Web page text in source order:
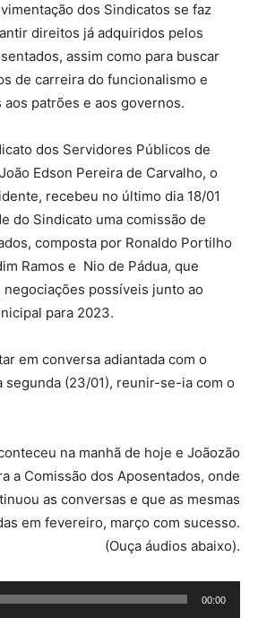
dos Sindicatos se faz
direitos já adquiridos pelos
assim como para buscar
de carreira do funcionalismo e
patrões e aos governos.
dos Servidores Públicos de
Edson Pereira de Carvalho, o
recebeu no último dia 18/01
do Sindicato uma comissão de
composta por Ronaldo Portilho
Ramos e Nio de Pádua, que
negociações possíveis junto ao
para 2023.
em conversa adiantada com o
segunda (23/01), reunir-se-ia com o
na manhã de hoje e Joãozão
a Comissão dos Aposentados, onde
as conversas e que as mesmas
em fevereiro, março com sucesso.
(Ouça áudios abaixo).
00:00